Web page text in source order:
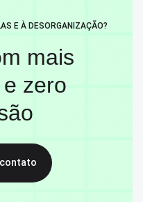
E À DESORGANIZAÇÃO?
mais
e zero